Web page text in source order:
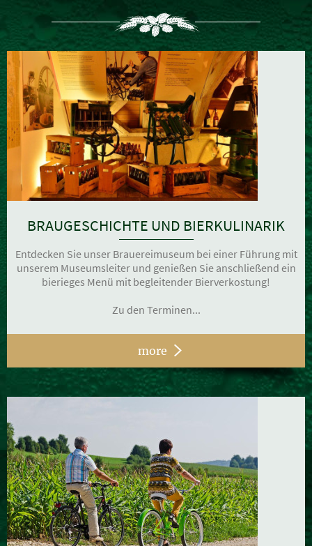
BRAUGESCHICHTE UND BIERKULINARIK
Entdecken Sie unser Brauereimuseum bei einer Führung mit
unserem Museumsleiter und genießen Sie anschließend ein
bierieges Menü mit begleitender Bierverkostung!
Zu den Terminen...
more